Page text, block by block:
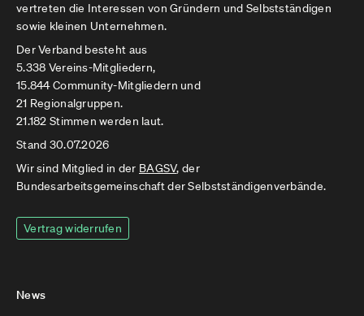
vertreten die Interessen von Gründern und Selbstständigen
sowie kleinen Unternehmen.
Der Verband besteht aus
5.338 Vereins-Mitgliedern,
15.844 Community-Mitgliedern und
21 Regionalgruppen.
21.182 Stimmen werden laut.
Stand 30.07.2026
Wir sind Mitglied in der BAGSV, der
Bundesarbeitsgemeinschaft der Selbstständigenverbände.
Vertrag widerrufen
News